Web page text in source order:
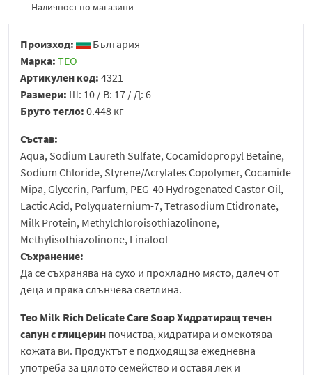
Наличност по магазини
Произход:
България
Марка: ТЕО
Артикулен код: 4321
Размери: Ш: 10 / В: 17 / Д: 6
Бруто тегло: 0.448 кг
Състав:
Aqua, Sodium Laureth Sulfate, Cocamidopropyl Betaine,
Sodium Chloride, Styrene/Acrylates Copolymer, Cocamide
Mipa, Glycerin, Parfum, PEG-40 Hydrogenated Castor Oil,
Lactic Acid, Polyquaternium-7, Tetrasodium Etidronate,
Milk Protein, Methylchloroisothiazolinone,
Methylisothiazolinone, Linalool
Съхранение:
Да се съхранява на сухо и прохладно място, далеч от
деца и пряка слънчева светлина.
Teo Milk Rich Delicate Care Soap Хидратиращ течен
сапун с глицерин почиства, хидратира и омекотява
кожата ви. Продуктът е подходящ за ежедневна
употреба за цялото семейство и оставя лек и